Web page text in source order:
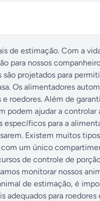
de estimação. Com a
para nossos
projetados para
Os alimentadores
roedores. Além de
podem ajudar a controlar
específicos para a
Existem muitos tipos
com um único
de controle de
monitorar nossos
de estimação, é
adequados para roedores